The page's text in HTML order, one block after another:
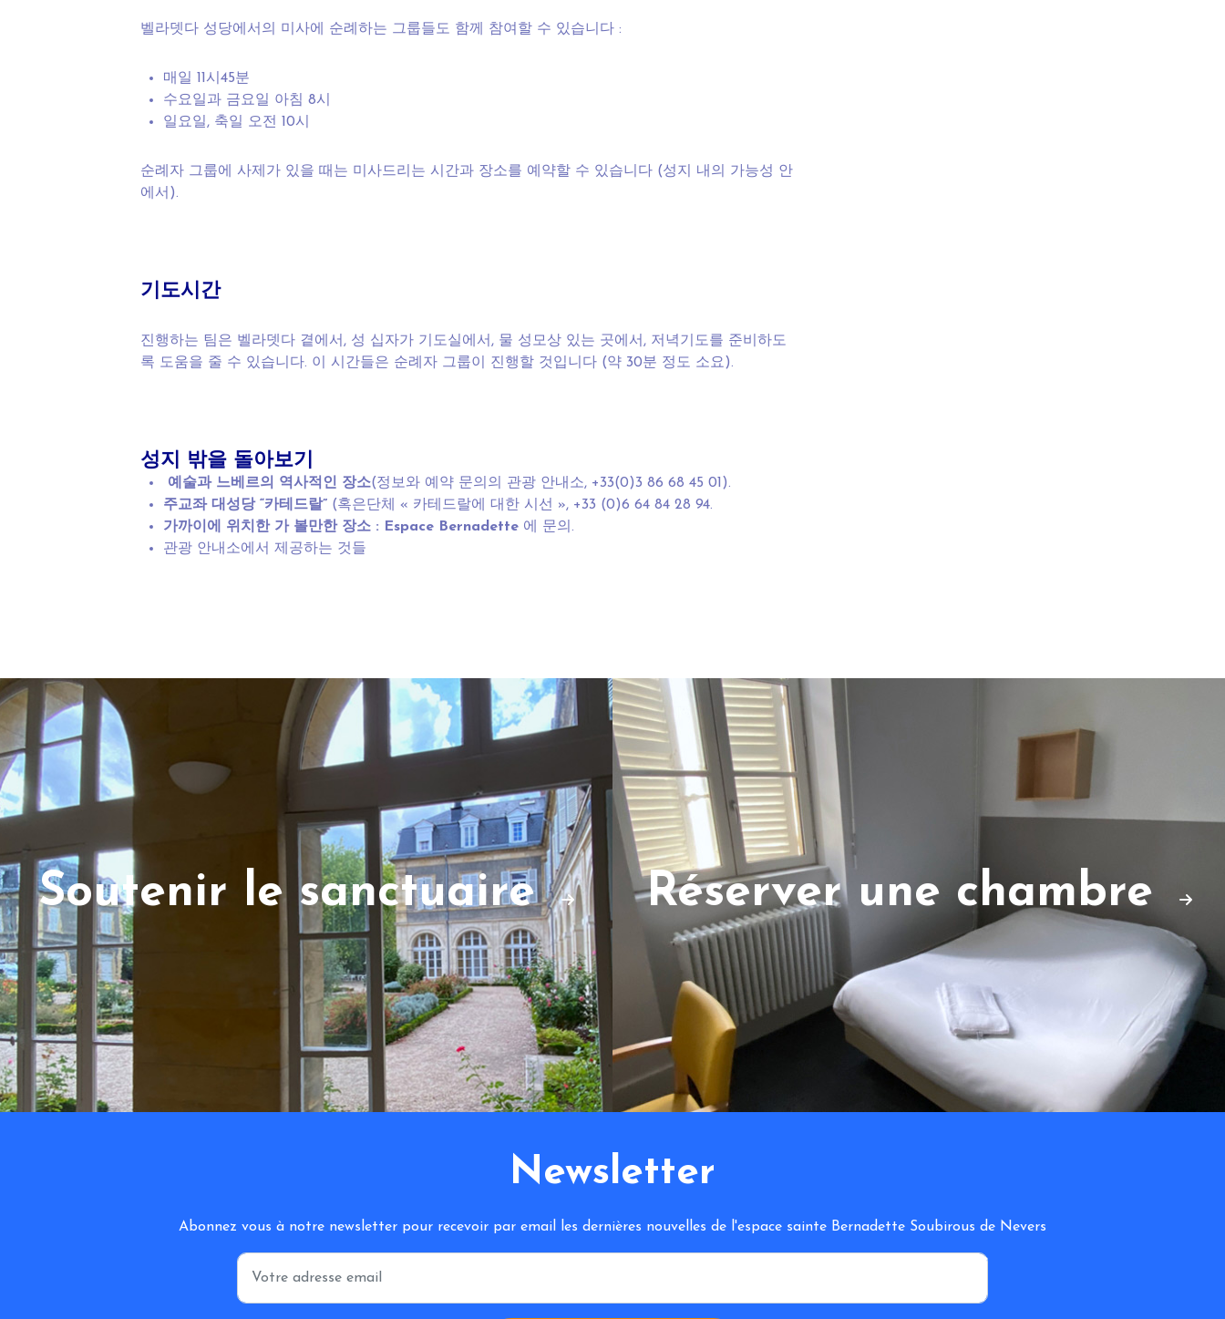
벨라뎃다 성당에서의 미사에 순례하는 그룹들도 함께 참여할 수 있습니다 :
매일 11시45분
수요일과 금요일 아침 8시
일요일, 축일 오전 10시
순례자 그룹에 사제가 있을 때는 미사드리는 시간과 장소를 예약할 수 있습니다 (성지 내의 가능성 안
에서).
기도시간
진행하는 팀은 벨라뎃다 곁에서, 성 십자가 기도실에서, 물 성모상 있는 곳에서, 저녁기도를 준비하도
록 도움을 줄 수 있습니다. 이 시간들은 순례자 그룹이 진행할 것입니다 (약 30분 정도 소요).
성지 밖을 돌아보기
예술과 느베르의 역사적인 장소(정보와 예약 문의의 관광 안내소, +33(0)3 86 68 45 01).
주교좌 대성당 “카테드랄” (혹은단체 « 카테드랄에 대한 시선 », +33 (0)6 64 84 28 94.
가까이에
위치한 가 볼만한 장소: Espace Bernadette 에 문의.
관광 안내소에서 제공하는 것들
Soutenir le sanctuaire Réserver une chambre
Newsletter
Abonnez vous à notre newsletter pour recevoir par email les dernières nouvelles de l'espace sainte Bernadette Soubirous de Nevers
*